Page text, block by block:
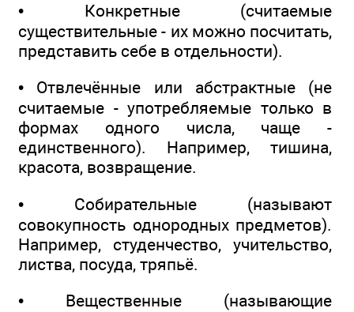
• Конкретные (считаемые
существительные - их можно посчитать,
представить себе в отдельности).
• Отвлечённые или абстрактные (не
считаемые - употребляемые только в
формах одного числа, чаще -
единственного). Например, тишина,
красота, возвращение.
• Собирательные (называют
совокупность однородных предметов).
Например, студенчество, учительство,
листва, посуда, тряпьё.
• Вещественные (называющие